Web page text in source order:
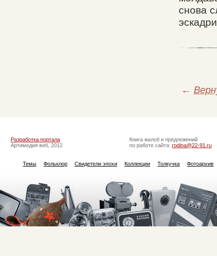
снова
←
Разработка портала
Артимедия веб, 2012
Книга жалоб и предложений
по работе сайта: rodina@22-91.ru
Темы Фольклор Свидетели эпохи Коллекции Толкучка Фотоархив